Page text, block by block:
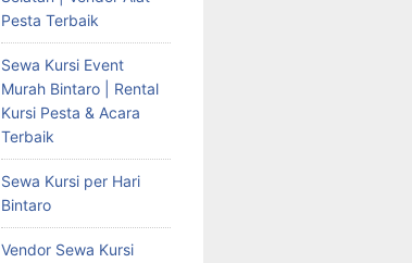
Pesta Terbaik
Sewa Kursi Event
Murah Bintaro | Rental
Kursi Pesta & Acara
Terbaik
Sewa Kursi per Hari
Bintaro
Vendor Sewa Kursi